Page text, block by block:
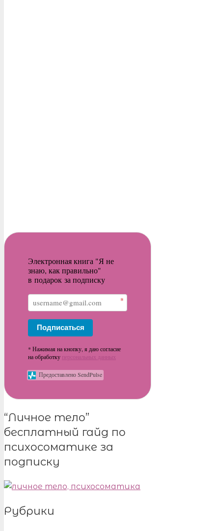
Электронная книга "Я не
знаю, как правильно"
в подарок за подписку
*
Подписаться
* Нажимая на кнопку, я даю согласие
на обработку персональных данных
Предоставлено SendPulse
“Личное тело”
бесплатный гайд по
психосоматике за
подписку
Рубрики